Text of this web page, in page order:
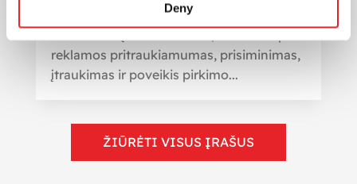
Deny
Reklamos efektyvumas gali būti
reklamos pritraukiamumas, prisiminimas,
įtraukimas ir poveikis pirkimo...
ŽIŪRĖTI VISUS ĮRAŠUS